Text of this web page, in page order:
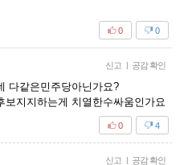
0
0
신고 | 공감 확인
다같은민주당아닌가요?
지지하는게 치열한수싸움인가요
4
0
신고 | 공감 확인